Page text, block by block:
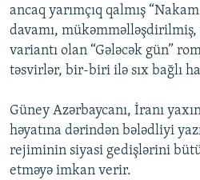
ancaq yarımçıq qalmış
davamı,
variantı olan “Gələcək gün”
təsvirlər, bir-biri ilə sıx bağlı
Güney Azərbaycanı, İranı
həyatına dərindən bələdliyi
rejiminin siyasi gedişlərini
etməyə imkan verir.